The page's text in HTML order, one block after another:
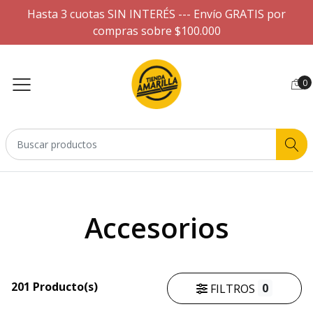
Hasta 3 cuotas SIN INTERÉS --- Envío GRATIS por
compras sobre $100.000
0
Accesorios
201 Producto(s) FILTROS 0